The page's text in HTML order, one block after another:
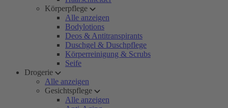
Körperpflege
Alle anzeigen
Bodylotions
Deos & Antitranspirants
Duschgel & Duschpflege
Körperreinigung & Scrubs
Seife
Drogerie
Alle anzeigen
Gesichtspflege
Alle anzeigen